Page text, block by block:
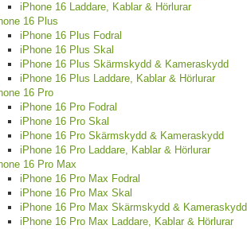
iPhone 16 Laddare, Kablar & Hörlurar
16 Plus
iPhone 16 Plus Fodral
iPhone 16 Plus Skal
iPhone 16 Plus Skärmskydd & Kameraskydd
iPhone 16 Plus Laddare, Kablar & Hörlurar
16 Pro
iPhone 16 Pro Fodral
iPhone 16 Pro Skal
iPhone 16 Pro Skärmskydd & Kameraskydd
iPhone 16 Pro Laddare, Kablar & Hörlurar
16 Pro Max
iPhone 16 Pro Max Fodral
iPhone 16 Pro Max Skal
iPhone 16 Pro Max Skärmskydd & Kameraskydd
iPhone 16 Pro Max Laddare, Kablar & Hörlurar